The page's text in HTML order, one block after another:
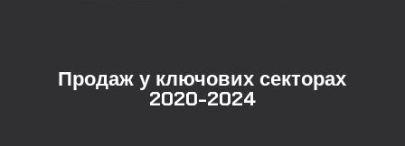
Продаж у ключових секторах
2020-2024